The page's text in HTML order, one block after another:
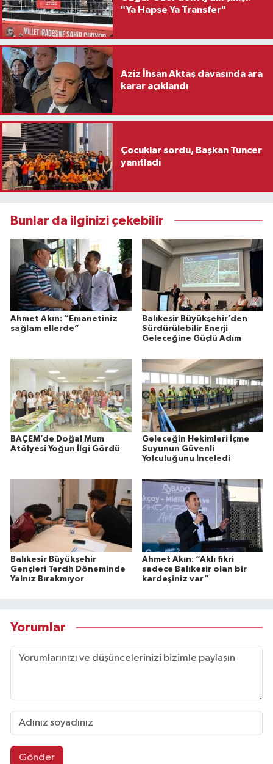
"Ya Hapse Ya Transfer"
Aziz İhsan Aktaş davasında ara
karar açıklandı
Çocuklar sordu, Başkan Tuncer
yanıtladı
Bunlar da ilginizi çekebilir
Ahmet Akın: “Emanetiniz
sağlam ellerde”
Balıkesir Büyükşehir’den
Sürdürülebilir Enerji
Geleceğine Güçlü Adım
BAÇEM’de Doğal Mum
Atölyesi Yoğun İlgi Gördü
Geleceğin Hekimleri İçme
Suyunun Güvenli
Yolculuğunu İnceledi
Balıkesir Büyükşehir
Gençleri Tercih Döneminde
Yalnız Bırakmıyor
Ahmet Akın: “Aklı fikri
sadece Balıkesir olan bir
kardeşiniz var”
Yorumlar
Gönder